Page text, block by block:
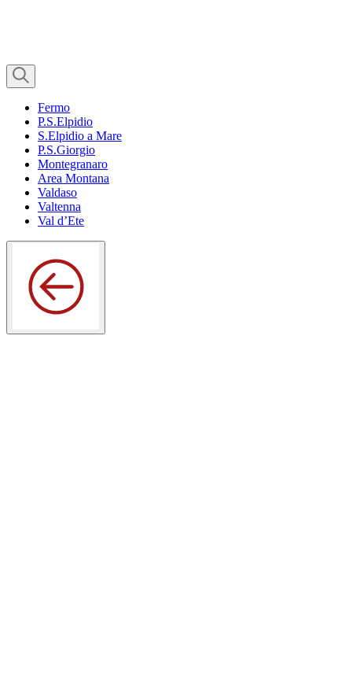
Fermo
P.S.Elpidio
S.Elpidio a Mare
P.S.Giorgio
Montegranaro
Area Montana
Valdaso
Valtenna
Val d’Ete